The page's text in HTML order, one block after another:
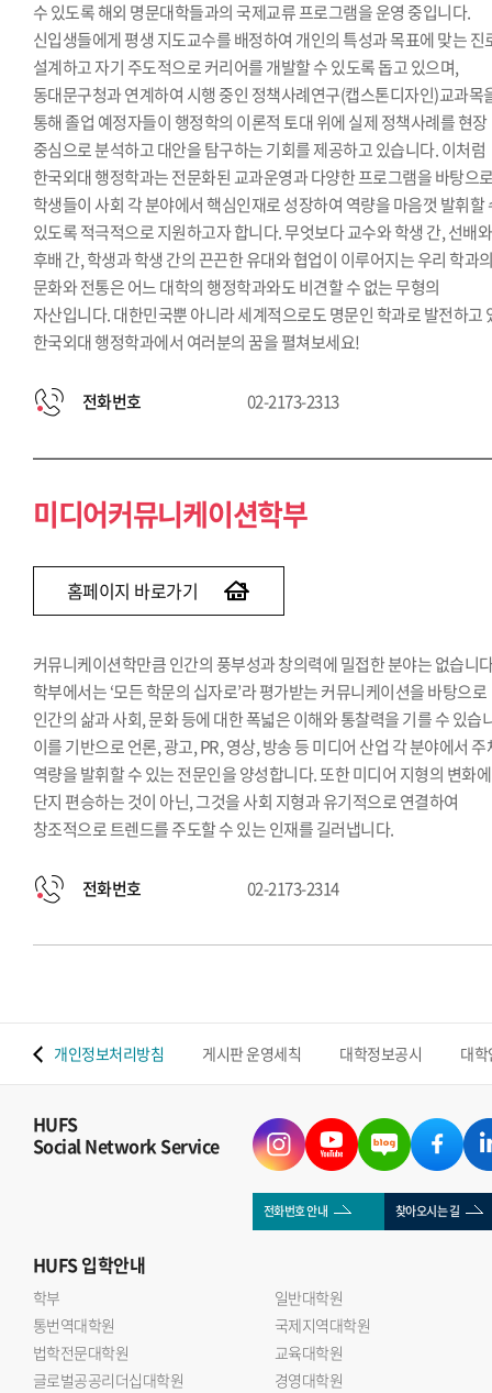
수 있도록 해외 명문대학들과의 국제교류 프로그램을 운영 중입니다.
신입생들에게 평생 지도교수를 배정하여 개인의 특성과 목표에 맞는 진
설계하고 자기 주도적으로 커리어를 개발할 수 있도록 돕고 있으며,
동대문구청과 연계하여 시행 중인 정책사례연구(캡스톤디자인)교과목
통해 졸업 예정자들이 행정학의 이론적 토대 위에 실제 정책사례를 현장
중심으로 분석하고 대안을 탐구하는 기회를 제공하고 있습니다. 이처럼
한국외대 행정학과는 전문화된 교과운영과 다양한 프로그램을 바탕으
학생들이 사회 각 분야에서 핵심인재로 성장하여 역량을 마음껏 발휘할
있도록 적극적으로 지원하고자 합니다. 무엇보다 교수와 학생 간, 선배와
후배 간, 학생과 학생 간의 끈끈한 유대와 협업이 이루어지는 우리 학과
문화와 전통은 어느 대학의 행정학과와도 비견할 수 없는 무형의
자산입니다. 대한민국뿐 아니라 세계적으로도 명문인 학과로 발전하고
한국외대 행정학과에서 여러분의 꿈을 펼쳐보세요!
전화번호 02-2173-2313
미디어커뮤니케이션학부
홈페이지 바로가기
커뮤니케이션학만큼 인간의 풍부성과 창의력에 밀접한 분야는 없습니
학부에서는 ‘모든 학문의 십자로’라 평가받는 커뮤니케이션을 바탕으로
인간의 삶과 사회, 문화 등에 대한 폭넓은 이해와 통찰력을 기를 수 있습
이를 기반으로 언론, 광고, PR, 영상, 방송 등 미디어 산업 각 분야에서
역량을 발휘할 수 있는 전문인을 양성합니다. 또한 미디어 지형의 변화에
단지 편승하는 것이 아닌, 그것을 사회 지형과 유기적으로 연결하여
창조적으로 트렌드를 주도할 수 있는 인재를 길러냅니다.
전화번호 02-2173-2314
개인정보처리방침 게시판 운영세칙 대학정보공시 대
HUFS
Social Network Service
전화번호 안내 찾아오시는 길
HUFS입학안내
학부
일반대학원
통번역대학원
국제지역대학원
법학전문대학원
교육대학원
글로벌공공리더십대학원
경영대학원